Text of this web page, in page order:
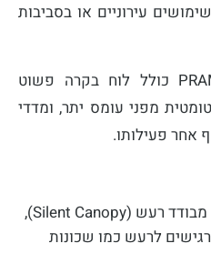
עירוניים או בסביבות
בנוסף, PRAMAC PMD 5000S כולל לוח בקרה פשוט
מפני עומס יתר, ומדדי
אחר פעילותו.
שקט במיוחד – הודות למבנה מבודד רעש (Silent Canopy),
לרעש כמו שכונות